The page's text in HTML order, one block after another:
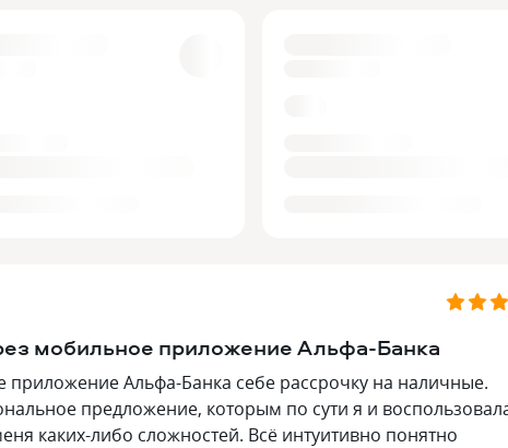
мобильное приложение Альфа-Банка
Альфа-Банка себе рассрочку на наличные.
предложение, которым по сути я и
каких-либо сложностей. Всё интуитивно понятно